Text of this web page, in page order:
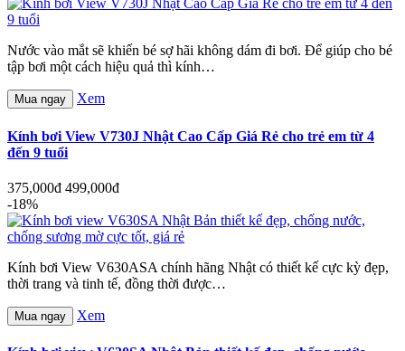
Nước vào mắt sẽ khiến bé sợ hãi không dám đi bơi. Để giúp cho bé
tập bơi một cách hiệu quả thì kính…
Mua ngay Xem
Kính bơi View V730J Nhật Cao Cấp Giá Rẻ cho trẻ em từ 4
đến 9 tuổi
375,000đ 499,000đ
-18%
Kính bơi View V630ASA chính hãng Nhật có thiết kế cực kỳ đẹp,
thời trang và tinh tế, đồng thời được…
Mua ngay Xem